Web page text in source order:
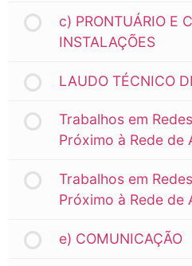
c) PRONTUÁRIO E
INSTALAÇÕES
LAUDO TÉCNICO
Trabalhos em
Próximo à Rede de
Trabalhos em
Próximo à Rede de
e) COMUNICAÇÃO